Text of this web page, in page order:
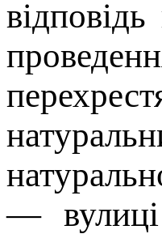
вiдповiдь
— вулицi